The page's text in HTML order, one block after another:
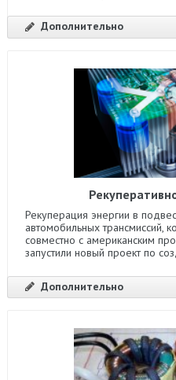
Дополнительно
Рекуперация энергии в
автомобильных трансмиссий,
совместно с американским
запустили новый проект по
Дополнительно